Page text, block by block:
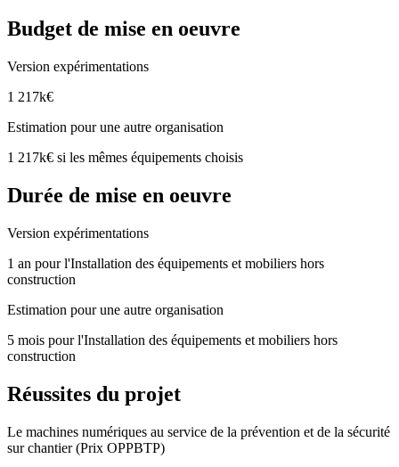
Budget de mise en oeuvre
Version expérimentations
1 217k€
Estimation pour une autre organisation
1 217k€ si les mêmes équipements choisis
Durée de mise en oeuvre
Version expérimentations
1 an pour l'Installation des équipements et mobiliers hors
construction
Estimation pour une autre organisation
5 mois pour l'Installation des équipements et mobiliers hors
construction
Réussites du projet
Le machines numériques au service de la prévention et de la sécurité
sur chantier (Prix OPPBTP)